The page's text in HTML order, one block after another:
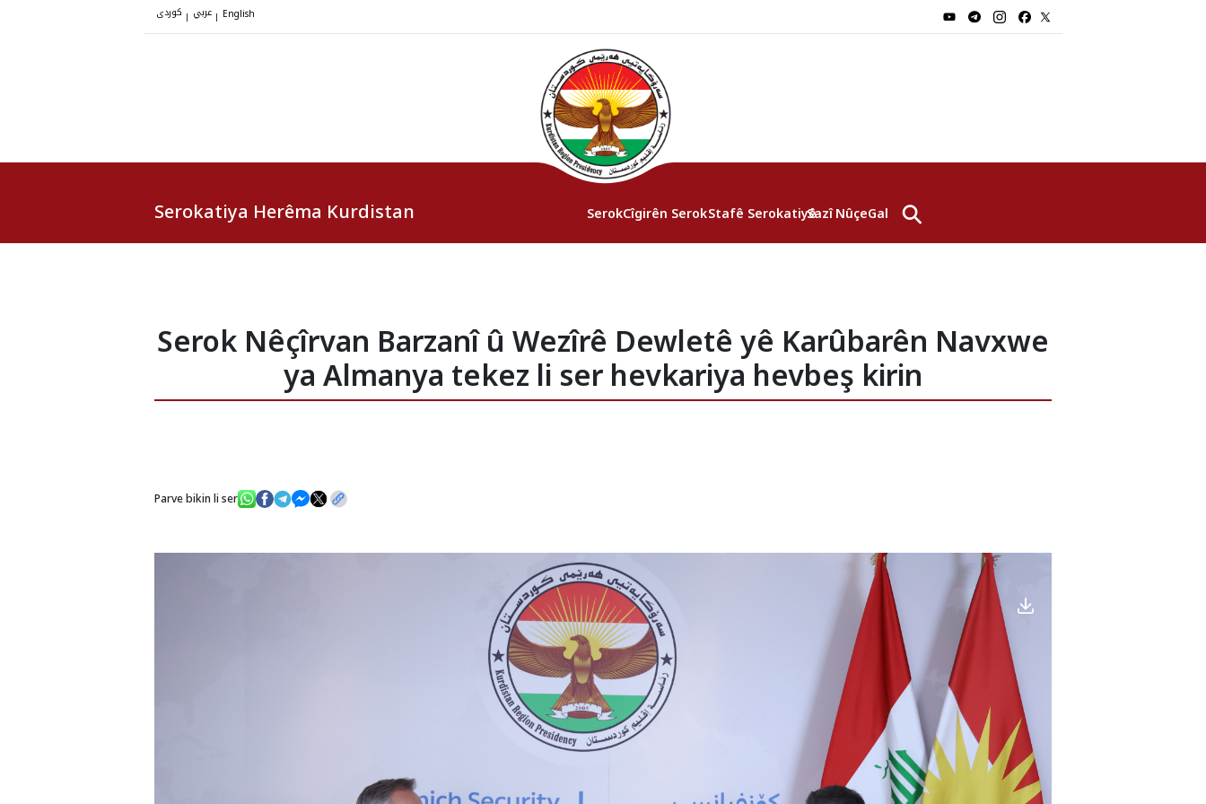
| | English
Serokatiya Herêma Kurdistan SerokCîgirên SerokStafê SerokatiyêSazî NûçeGalerî⚲
Serok Nêçîrvan Barzanî û Wezîrê Dewletê yê Karûbarên Navxwe
ya Almanya tekez li ser hevkariya hevbeş kirin
Parve bikin li ser